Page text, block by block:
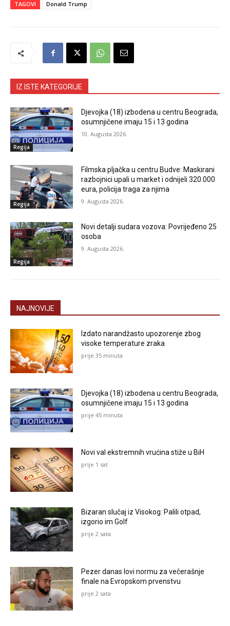
TAGOVI Donald Trump
IZ ISTE KATEGORIJE
Regija
Djevojka (18) izbodena u centru Beograda,
osumnjičene imaju 15 i 13 godina
10. Augusta 2026.
Regija
Filmska pljačka u centru Budve: Maskirani
razbojnici upali u market i odnijeli 320.000
eura, policija traga za njima
9. Augusta 2026.
Regija
Novi detalji sudara vozova: Povrijeđeno 25
osoba
9. Augusta 2026.
NAJNOVIJE
Izdato narandžasto upozorenje zbog
visoke temperature zraka
prije 35 minuta
Djevojka (18) izbodena u centru Beograda,
osumnjičene imaju 15 i 13 godina
prije 45 minuta
Novi val ekstremnih vrućina stiže u BiH
prije 1 sat
Bizaran slučaj iz Visokog: Palili otpad,
izgorio im Golf
prije 2 sata
Pezer danas lovi normu za večerašnje
finale na Evropskom prvenstvu
prije 2 sata